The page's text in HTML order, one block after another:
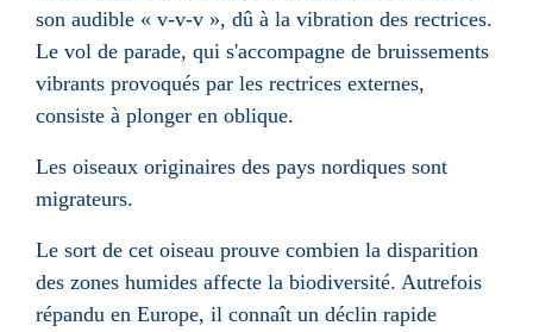
son audible « v-v-v », dû à la vibration des rectrices.
Le vol de parade, qui s'accompagne de bruissements
vibrants provoqués par les rectrices externes,
consiste à plonger en oblique.
Les oiseaux originaires des pays nordiques sont
migrateurs.
Le sort de cet oiseau prouve combien la disparition
des zones humides affecte la biodiversité. Autrefois
répandu en Europe, il connaît un déclin rapide